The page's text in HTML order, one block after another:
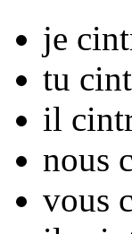
je
tu
il
nous
vous